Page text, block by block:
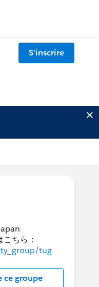
S'inscrire
ちら：
tug
ce groupe